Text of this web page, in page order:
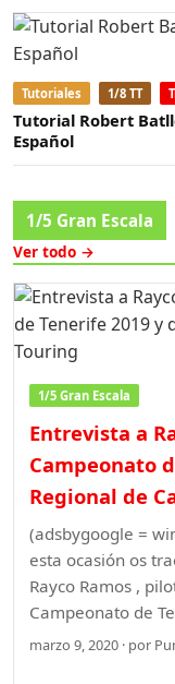
Tutoriales 1/8 TT
Tutorial Robert
Español
1/5 Gran Escala
Ver todo →
1/5 Gran Escala
Entrevista a
Campeonato
Regional de
(adsbygoogle =
esta ocasión os
Rayco Ramos ,
Campeonato de
marzo 9, 2020 · por